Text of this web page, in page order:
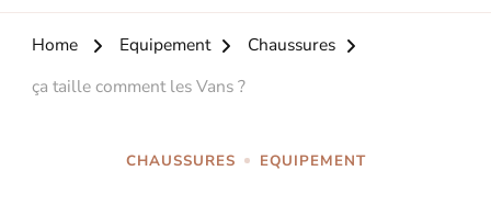
Home Equipement
Chaussures
ça taille comment les Vans ?
CHAUSSURES EQUIPEMENT